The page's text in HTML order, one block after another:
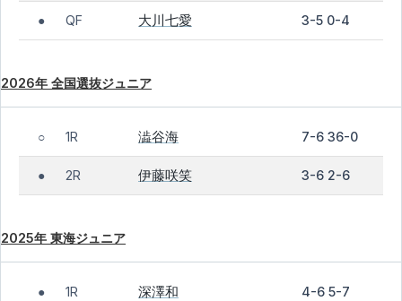
● QF 大川七愛 3-5 0-4
2026年 全国選抜ジュニア
○ 1R 澁谷海 7-6 36-0
● 2R 伊藤咲笑 3-6 2-6
2025年 東海ジュニア
● 1R 深澤和 4-6 5-7